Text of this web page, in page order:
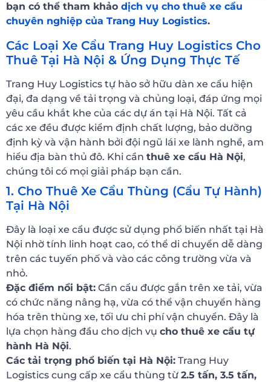
bạn có thể tham khảo dịch vụ cho thuê xe cẩu
chuyên nghiệp của Trang Huy Logistics.
Các Loại Xe Cẩu Trang Huy Logistics Cho
Thuê Tại Hà Nội & Ứng Dụng Thực Tế
Trang Huy Logistics tự hào sở hữu dàn xe cẩu hiện
đại, đa dạng về tải trọng và chủng loại, đáp ứng mọi
yêu cầu khắt khe của các dự án tại Hà Nội. Tất cả
các xe đều được kiểm định chất lượng, bảo dưỡng
định kỳ và vận hành bởi đội ngũ lái xe lành nghề, am
hiểu địa bàn thủ đô. Khi cần thuê xe cẩu Hà Nội,
chúng tôi có mọi giải pháp bạn cần.
1. Cho Thuê Xe Cẩu Thùng (Cẩu Tự Hành)
Tại Hà Nội
Đây là loại xe cẩu được sử dụng phổ biến nhất tại Hà
Nội nhờ tính linh hoạt cao, có thể di chuyển dễ dàng
trên các tuyến phố và vào các công trường vừa và
nhỏ.
Đặc điểm nổi bật: Cần cẩu được gắn trên xe tải, vừa
có chức năng nâng hạ, vừa có thể vận chuyển hàng
hóa trên thùng xe, tối ưu chi phí vận chuyển. Đây là
lựa chọn hàng đầu cho dịch vụ cho thuê xe cẩu tự
hành Hà Nội.
Các tải trọng phổ biến tại Hà Nội: Trang Huy
Logistics cung cấp xe cẩu thùng từ 2.5 tấn, 3.5 tấn,